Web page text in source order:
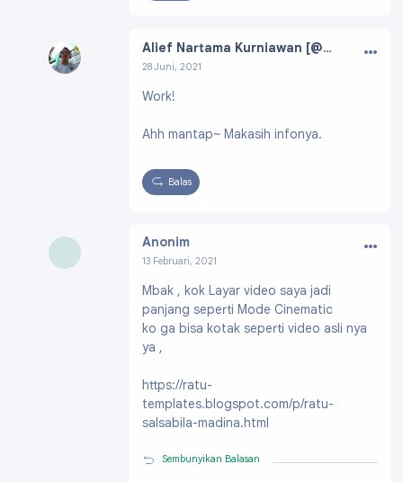
Alief Nartama Kurniawan [@aliefnk]
28 Juni, 2021
5954851594654162
…
Work!
Ahh mantap~ Makasih infonya.
Balas
Anonim
13 Februari, 2021
…
Mbak , kok Layar video saya jadi
panjang seperti Mode Cinematic
ko ga bisa kotak seperti video asli nya
ya ,
https://ratu-
templates.blogspot.com/p/ratu-
salsabila-madina.html
Sembunyikan Balasan